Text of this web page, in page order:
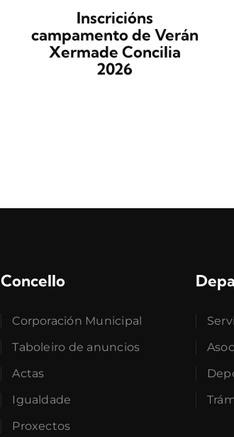
Inscricións
campamento de Verán
Xermade Concilia
2026
Concello
Corporación Municipal
Taboleiro de anuncios
Actas
Igualdade
Proxectos